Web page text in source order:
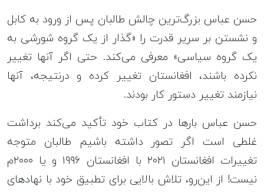
حسن عباس بزرگ‌ترین چالش طالبان پس از ورود به کابل
و نشستن بر سریر قدرت را «گذار از یک گروه شورشی به
یک گروه سیاسی» معرفی می‌کند. حتی اگر آنها تغییر
نکرده باشند، افغانستان تغییر کرده و درنتیجه، آنها
نیازمند تغییر دستور کار بودند.
حسن عباس بارها در کتاب خود تأکید می‌کند برداشت
غلطی است اگر تصور داشته باشیم طالبان متوجه
تغییرات افغانستان ۲۰۲۱ با افغانستان ۱۹۹۶ و یا ۲۰۰۰م
نیست! از این‌رو، تلاش بالایی برای تطبیق خود با نهادهای